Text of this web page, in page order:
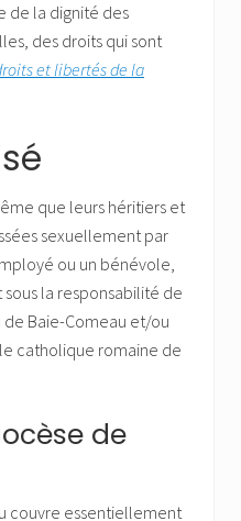
de la dignité des
des droits qui sont
et libertés de la
que leurs héritiers et
sexuellement par
ou un bénévole,
la responsabilité de
Baie-Comeau et/ou
catholique romaine de
de
couvre essentiellement